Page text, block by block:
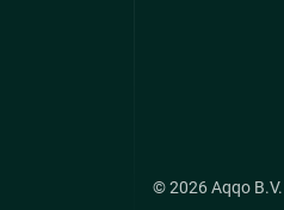
© 2026 Aqqo